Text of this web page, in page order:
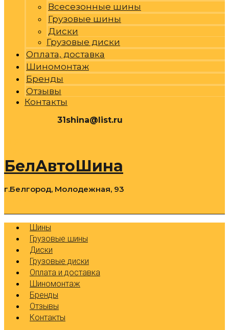
Всесезонные шины
Грузовые шины
Диски
Грузовые диски
Оплата, доставка
Шиномонтаж
Бренды
Отзывы
Контакты
31shina@list.ru
БелАвтоШина
г.Белгород, Молодежная, 93
Шины
Грузовые шины
Диски
Грузовые диски
Оплата и доставка
Шиномонтаж
Бренды
Отзывы
Контакты